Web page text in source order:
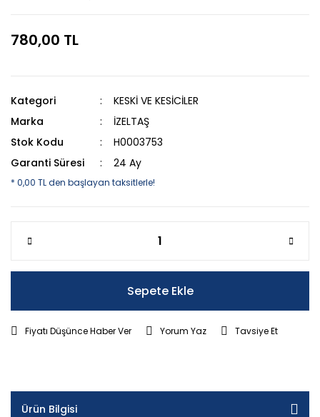
780,00 TL
Kategori
KESKİ VE KESİCİLER
Marka
İZELTAŞ
Stok Kodu
H0003753
Garanti Süresi
24 Ay
* 0,00 TL den başlayan taksitlerle!
Sepete Ekle
Fiyatı Düşünce Haber Ver Yorum Yaz Tavsiye Et
Ürün Bilgisi